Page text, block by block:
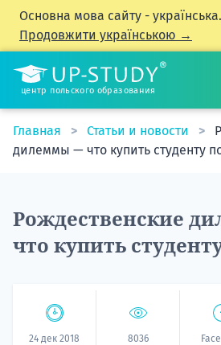
Основна мова сайту - українська.
Продовжити українською →
центр польского образования
Главная Статьи и новости
дилеммы — что купить студенту
Рождественские
что купить
24 дек 2018 8036